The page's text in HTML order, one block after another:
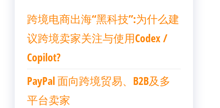
跨境电商出海“黑科技”:为什么建
议跨境卖家关注与使用Codex /
Copilot?
PayPal 面向跨境贸易、B2B及多
平台卖家